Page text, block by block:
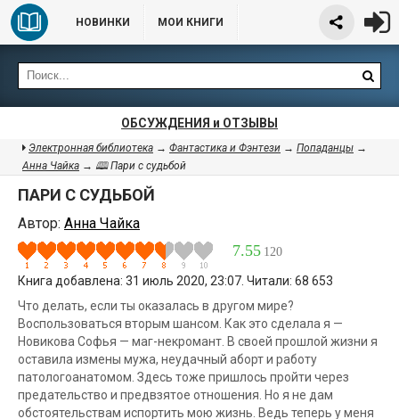
НОВИНКИ МОИ КНИГИ
ОБСУЖДЕНИЯ и ОТЗЫВЫ
Электронная библиотека → Фантастика и Фэнтези → Попаданцы →
Анна Чайка → 🕮 Пари с судьбой
ПАРИ С СУДЬБОЙ
Автор: Анна Чайка
7.55 120
Книга добавлена: 31 июль 2020, 23:07. Читали: 68 653
Что делать, если ты оказалась в другом мире?
Воспользоваться вторым шансом. Как это сделала я —
Новикова Софья — маг-некромант. В своей прошлой жизни я
оставила измены мужа, неудачный аборт и работу
патологоанатомом. Здесь тоже пришлось пройти через
предательство и предвзятое отношения. Но я не дам
обстоятельствам испортить мою жизнь. Ведь теперь у меня